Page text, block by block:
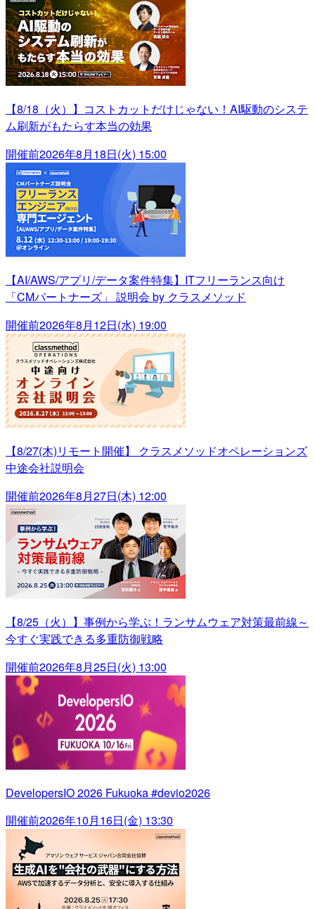
【8/18（火）】コストカットだけじゃない！AI駆動のシステ
ム刷新がもたらす本当の効果
開催前2026年8月18日(火) 15:00
【AI/AWS/アプリ/データ案件特集】ITフリーランス向け
「CMパートナーズ」 説明会 by クラスメソッド
開催前2026年8月12日(水) 19:00
【8/27(木)リモート開催】 クラスメソッドオペレーションズ
中途会社説明会
開催前2026年8月27日(木) 12:00
【8/25（火）】事例から学ぶ！ランサムウェア対策最前線～
今すぐ実践できる多重防御戦略
開催前2026年8月25日(火) 13:00
DevelopersIO 2026 Fukuoka #devio2026
開催前2026年10月16日(金) 13:30